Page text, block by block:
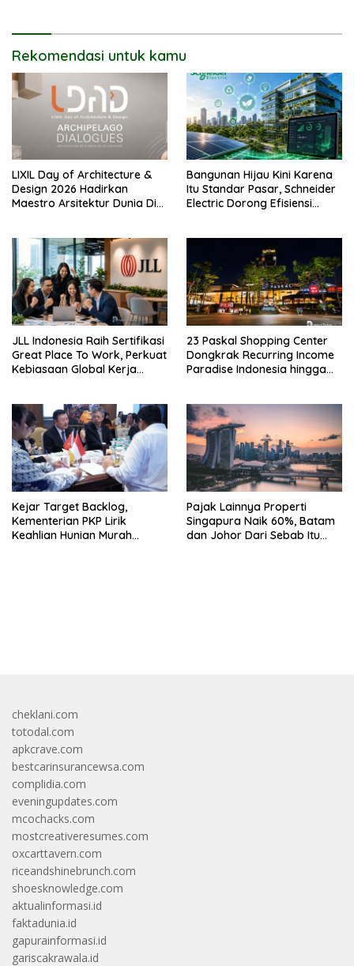
Rekomendasi untuk kamu
LIXIL Day of Architecture &
Design 2026 Hadirkan
Maestro Arsitektur Dunia Di
Bangunan Hijau Kini Karena
Itu Standar Pasar, Schneider
Electric Dorong Efisiensi
JLL Indonesia Raih Sertifikasi
Great Place To Work, Perkuat
Kebiasaan Global Kerja
23 Paskal Shopping Center
Dongkrak Recurring Income
Paradise Indonesia hingga
Kejar Target Backlog,
Kementerian PKP Lirik
Keahlian Hunian Murah
Pajak Lainnya Properti
Singapura Naik 60%, Batam
dan Johor Dari Sebab Itu
cheklani.com
totodal.com
apkcrave.com
bestcarinsurancewsa.com
complidia.com
eveningupdates.com
mcochacks.com
mostcreativeresumes.com
oxcarttavern.com
riceandshinebrunch.com
shoesknowledge.com
aktualinformasi.id
faktadunia.id
gapurainformasi.id
gariscakrawala.id